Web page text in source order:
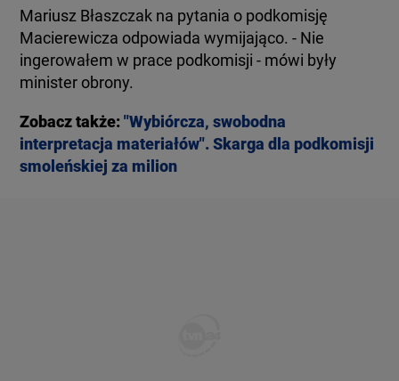
Mariusz Błaszczak na pytania o podkomisję
Macierewicza odpowiada wymijająco. - Nie
ingerowałem w prace podkomisji - mówi były
minister obrony.
Zobacz także:"Wybiórcza, swobodna
interpretacja materiałów". Skarga dla podkomisji
smoleńskiej za milion